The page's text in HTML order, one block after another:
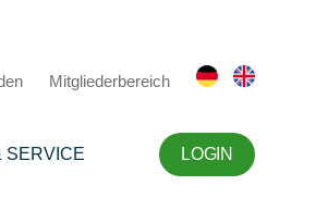
Mitgliederbereich
SERVICE LOGIN